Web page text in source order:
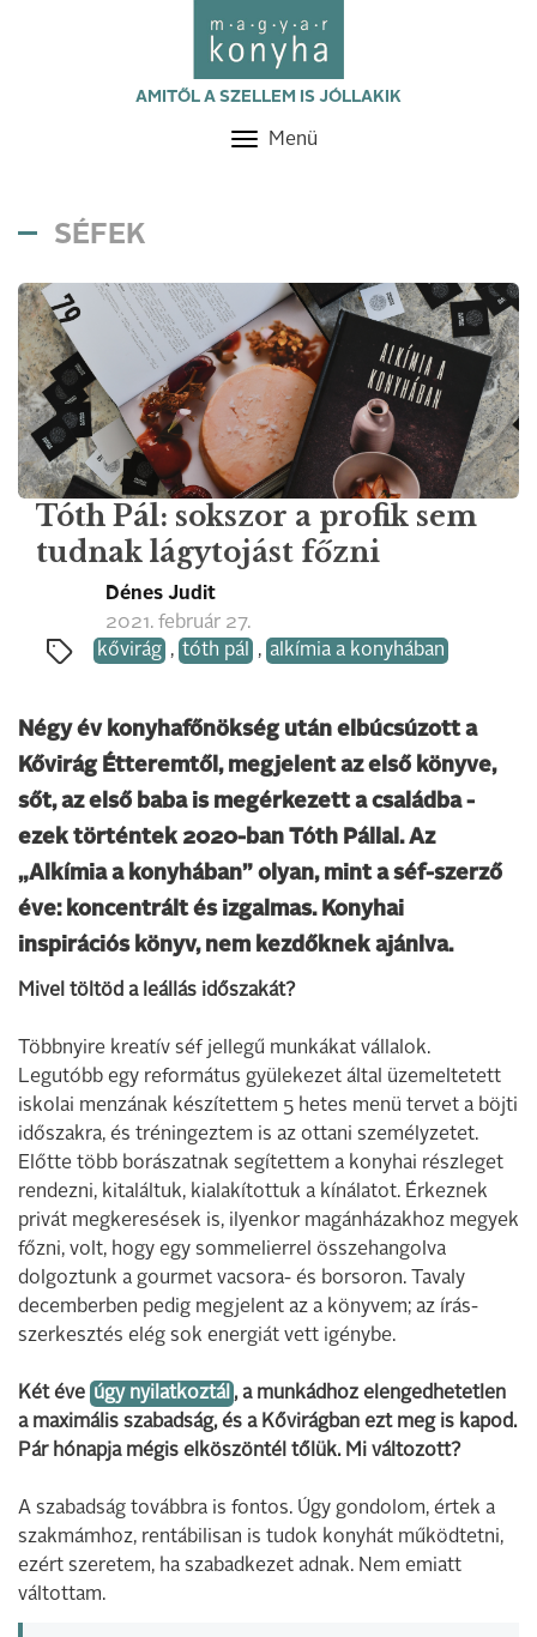
AMITŐL A SZELLEM IS JÓLLAKIK
Toggle
Menü
SÉFEK
Tóth Pál: sokszor a profik sem
tudnak lágytojást főzni
Dénes Judit
2021. február 27.
kővirág , tóth pál , alkímia a konyhában
Négy év konyhafőnökség után elbúcsúzott a
Kővirág Étteremtől, megjelent az első könyve,
sőt, az első baba is megérkezett a családba -
ezek történtek 2020-ban Tóth Pállal. Az
„Alkímia a konyhában” olyan, mint a séf-szerző
éve: koncentrált és izgalmas. Konyhai
inspirációs könyv, nem kezdőknek ajánlva.
Mivel töltöd a leállás időszakát?
Többnyire kreatív séf jellegű munkákat vállalok.
Legutóbb egy református gyülekezet által üzemeltetett
iskolai menzának készítettem 5 hetes menü tervet a böjti
időszakra, és tréningeztem is az ottani személyzetet.
Előtte több borászatnak segítettem a konyhai részleget
rendezni, kitaláltuk, kialakítottuk a kínálatot. Érkeznek
privát megkeresések is, ilyenkor magánházakhoz megyek
főzni, volt, hogy egy sommelierrel összehangolva
dolgoztunk a gourmet vacsora- és borsoron. Tavaly
decemberben pedig megjelent az a könyvem; az írás-
szerkesztés elég sok energiát vett igénybe.
Két éve úgy nyilatkoztál , a munkádhoz elengedhetetlen
a maximális szabadság, és a Kővirágban ezt meg is kapod.
Pár hónapja mégis elköszöntél tőlük. Mi változott?
A szabadság továbbra is fontos. Úgy gondolom, értek a
szakmámhoz, rentábilisan is tudok konyhát működtetni,
ezért szeretem, ha szabadkezet adnak. Nem emiatt
váltottam.